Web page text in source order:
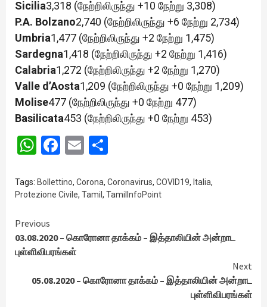
Sicilia3,318 (நேற்றிலிருந்து +10 நேற்று 3,308)
P.A. Bolzano2,740 (நேற்றிலிருந்து +6 நேற்று 2,734)
Umbria1,477 (நேற்றிலிருந்து +2 நேற்று 1,475)
Sardegna1,418 (நேற்றிலிருந்து +2 நேற்று 1,416)
Calabria1,272 (நேற்றிலிருந்து +2 நேற்று 1,270)
Valle d’Aosta1,209 (நேற்றிலிருந்து +0 நேற்று 1,209)
Molise477 (நேற்றிலிருந்து +0 நேற்று 477)
Basilicata453 (நேற்றிலிருந்து +0 நேற்று 453)
WhatsApp
Facebook
Email
Tags: Bollettino, Corona, Coronavirus, COVID19, Italia,
Protezione Civile, Tamil , TamilInfoPoint
Continue
Reading
Previous
03.08.2020 – கொரோனா தாக்கம் – இத்தாலியின் அன்றாட
புள்ளிவிபரங்கள்
Next
05.08.2020 – கொரோனா தாக்கம் – இத்தாலியின் அன்றாட
புள்ளிவிபரங்கள்